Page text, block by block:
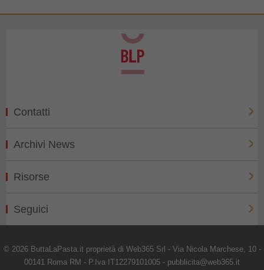
Contatti
Archivi News
Risorse
Seguici
© 2026 ButtaLaPasta.it proprietà di Web365 Srl - Via Nicola Marchese, 10 -
00141 Roma RM - P.Iva IT12279101005 - pubblicita@web365.it